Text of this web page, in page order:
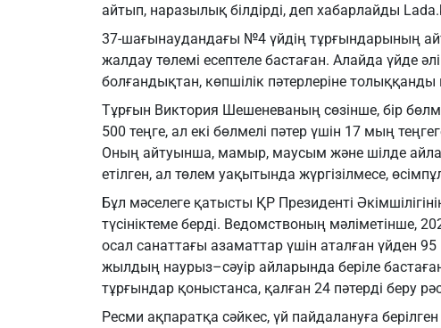
айтып, наразылық білдірді, деп хабарлайды
37-шағынаудандағы №4 үйдің тұрғындарының
жалдау төлемі есептеле бастаған. Алайда үйде
болғандықтан, көпшілік пәтерлеріне
Тұрғын Виктория Шешеневаның сөзінше, бір
500 теңге, ал екі бөлмелі пәтер үшін 17 мың
Оның айтуынша, мамыр, маусым және шілде
етілген, ал төлем уақытында жүргізілмесе,
Бұл мәселеге қатысты ҚР Президенті
түсініктеме берді. Ведомствоның мәліметінше,
осал санаттағы азаматтар үшін аталған үйден
жылдың наурыз–сәуір айларында беріле
тұрғындар қоныстанса, қалған 24 пәтерді беру
Ресми ақпаратқа сәйкес, үй пайдалануға